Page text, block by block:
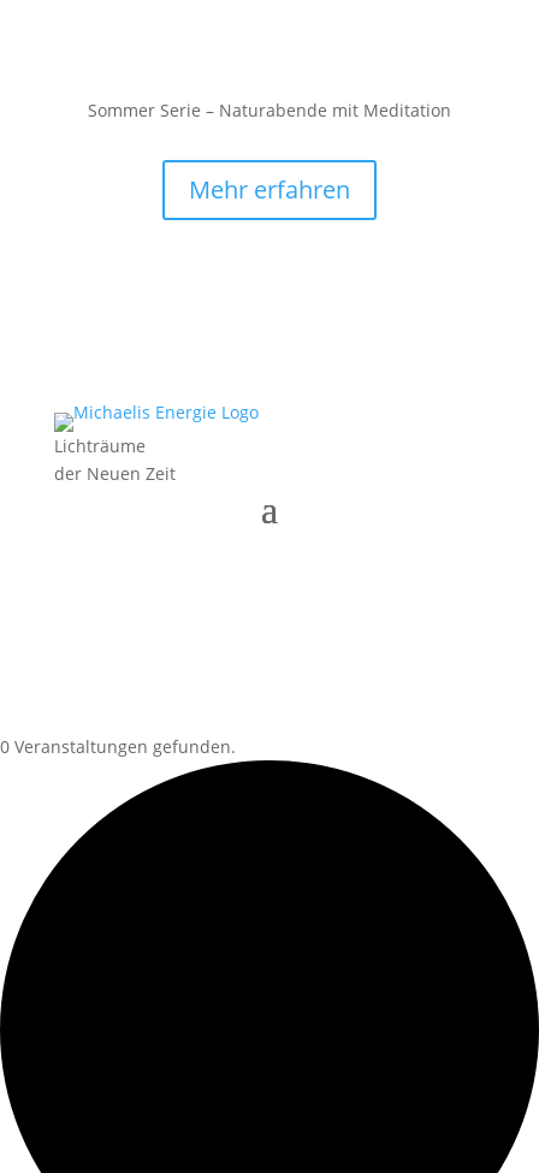
Sommer Serie – Naturabende mit Meditation
Mehr erfahren
Lichträume
der Neuen Zeit
0 Veranstaltungen gefunden.